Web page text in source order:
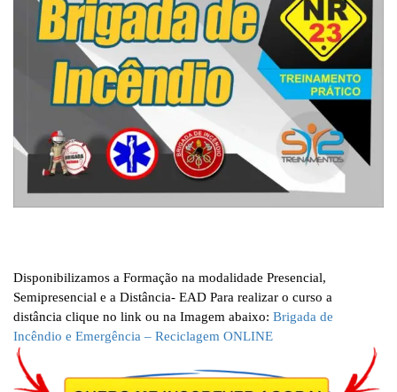
Disponibilizamos a Formação na modalidade Presencial,
Semipresencial e a Distância- EAD Para realizar o curso a
distância clique no link ou na Imagem abaixo: Brigada de
Incêndio e Emergência – Reciclagem ONLINE